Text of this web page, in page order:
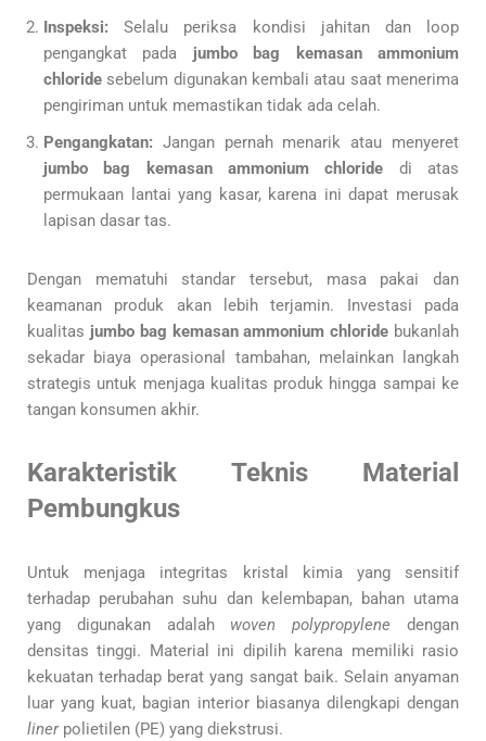
Inspeksi: Selalu periksa kondisi jahitan dan loop
pengangkat pada jumbo bag kemasan ammonium
chloride sebelum digunakan kembali atau saat menerima
pengiriman untuk memastikan tidak ada celah.
Pengangkatan: Jangan pernah menarik atau menyeret
jumbo bag kemasan ammonium chloride di atas
permukaan lantai yang kasar, karena ini dapat merusak
lapisan dasar tas.
Dengan mematuhi standar tersebut, masa pakai dan
keamanan produk akan lebih terjamin. Investasi pada
kualitas jumbo bag kemasan ammonium chloride bukanlah
sekadar biaya operasional tambahan, melainkan langkah
strategis untuk menjaga kualitas produk hingga sampai ke
tangan konsumen akhir.
Karakteristik Teknis Material
Pembungkus
Untuk menjaga integritas kristal kimia yang sensitif
terhadap perubahan suhu dan kelembapan, bahan utama
yang digunakan adalah woven polypropylene dengan
densitas tinggi. Material ini dipilih karena memiliki rasio
kekuatan terhadap berat yang sangat baik. Selain anyaman
luar yang kuat, bagian interior biasanya dilengkapi dengan
linerpolietilen (PE) yang diekstrusi.